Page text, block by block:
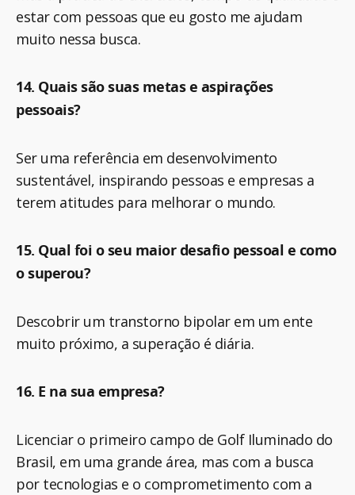
estar com pessoas que eu gosto me ajudam
muito nessa busca.
14. Quais são suas metas e aspirações
pessoais?
Ser uma referência em desenvolvimento
sustentável, inspirando pessoas e empresas a
terem atitudes para melhorar o mundo.
15. Qual foi o seu maior desafio pessoal e como
o superou?
Descobrir um transtorno bipolar em um ente
muito próximo, a superação é diária.
16. E na sua empresa?
Licenciar o primeiro campo de Golf Iluminado do
Brasil, em uma grande área, mas com a busca
por tecnologias e o comprometimento com a